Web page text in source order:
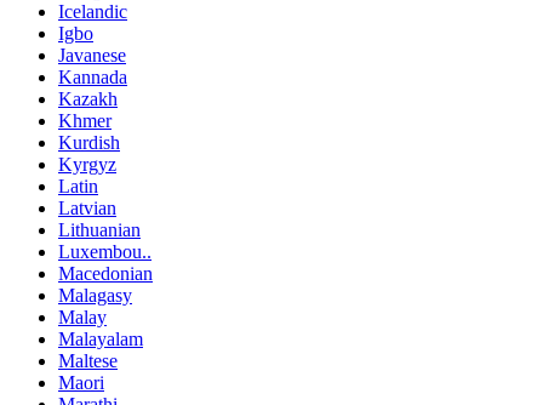
Icelandic
Igbo
Javanese
Kannada
Kazakh
Khmer
Kurdish
Kyrgyz
Latin
Latvian
Lithuanian
Luxembou..
Macedonian
Malagasy
Malay
Malayalam
Maltese
Maori